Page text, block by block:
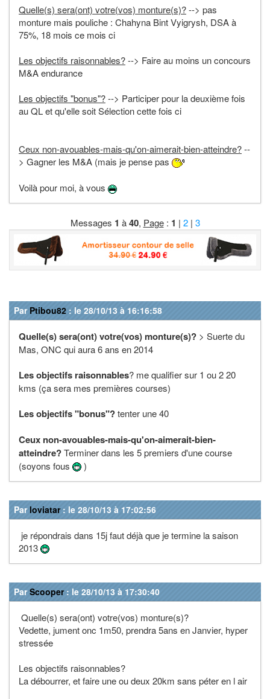
Quelle(s) sera(ont) votre(vos) monture(s)?--> pas
monture mais pouliche : Chahyna Bint Vyigrysh, DSA à
75%, 18 mois ce mois ci
Les objectifs raisonnables?--> Faire au moins un concours
M&A endurance
Les objectifs "bonus"?--> Participer pour la deuxième fois
au QL et qu'elle soit Sélection cette fois ci
Ceux non-avouables-mais-qu'on-aimerait-bien-atteindre?--
> Gagner les M&A (mais je pense pas
Voilà pour moi, à vous
Messages 1 à40, Page: 1 | 2| 3
Par Ptibou82 : le 28/10/13 à 16:16:58
Quelle(s) sera(ont) votre(vos) monture(s)? > Suerte du
Mas, ONC qui aura 6 ans en 2014
Les objectifs raisonnables? me qualifier sur 1 ou 2 20
kms (ça sera mes premières courses)
Les objectifs "bonus"?tenter une 40
Ceux non-avouables-mais-qu'on-aimerait-bien-
atteindre?Terminer dans les 5 premiers d'une course
(soyons fous
)
Par loviatar: le 28/10/13 à 17:02:56
je répondrais dans 15j faut déjà que je termine la saison
2013
ParScooper: le 28/10/13 à 17:30:40
Quelle(s) sera(ont) votre(vos) monture(s)?
Vedette, jument onc 1m50, prendra 5ans en Janvier, hyper
stressée
Les objectifs raisonnables?
La débourrer, et faire une ou deux 20km sans péter en l air